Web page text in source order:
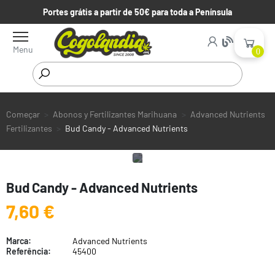
Portes grátis a partir de 50€ para toda a Península
Menu 0
Começar Abonos y Fertilizantes Marihuana
Advanced Nutrients
Fertilizantes
Bud Candy - Advanced Nutrients
Bud Candy - Advanced Nutrients
7,60 €
Marca:
Advanced Nutrients
Referência:
45400